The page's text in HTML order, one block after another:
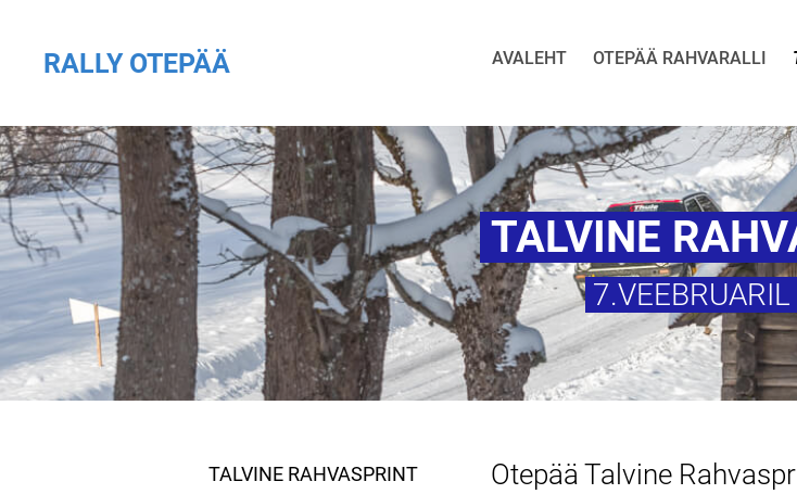
RALLY OTEPÄÄ AVALEHT OTEPÄÄ RAHVARALLI
TALVINE
TALVINE RAHVASPRINT
Otepää Talvine